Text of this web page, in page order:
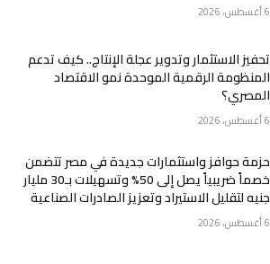
6 أغسطس، 2026
تحفيز الاستثمار وتدوير عجلة الإنتاج.. كيف تدعم
المنظومة الرقمية الموحدة نمو الاقتصاد
المصري؟
6 أغسطس، 2026
حزمة حوافز واستثمارات جديدة في مصر تتضمن
خصماً ضريبياً يصل إلى 50% وتسهيلات بـ30 مليار
جنيه لتقليل الاستيراد وتعزيز الصادرات الصناعية
6 أغسطس، 2026